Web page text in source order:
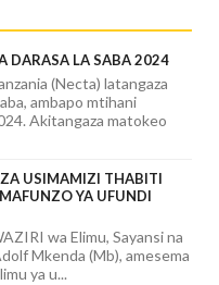
DARASA LA SABA 2024
(Necta) latangaza
ambapo mtihani
Akitangaza matokeo
USIMAMIZI THABITI
YA UFUNDI
wa Elimu, Sayansi na
Mkenda (Mb), amesema
ya u...